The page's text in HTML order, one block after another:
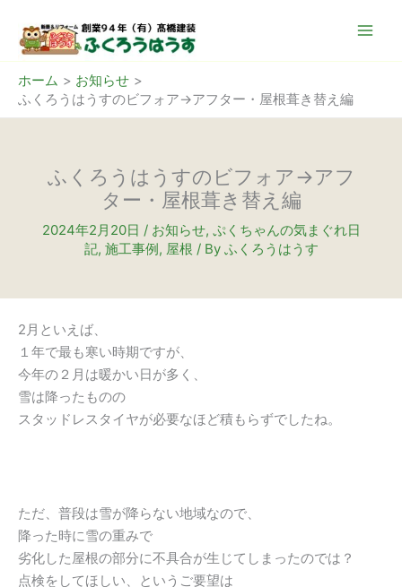
ッ
ホーム
お知らせ
ふくろうはうすのビフォア→アフター・屋根葺き替え編
ふくろうはうすのビフォア→アフ
ター・屋根葺き替え編
2024年2月20日 / お知らせ, ぷくちゃんの気まぐれ日
記, 施工事例, 屋根 / By ふくろうはうす
2月といえば、
１年で最も寒い時期ですが、
今年の２月は暖かい日が多く、
雪は降ったものの
スタッドレスタイヤが必要なほど積もらずでしたね。
ただ、普段は雪が降らない地域なので、
降った時に雪の重みで
劣化した屋根の部分に不具合が生じてしまったのでは？
点検をしてほしい、というご要望は